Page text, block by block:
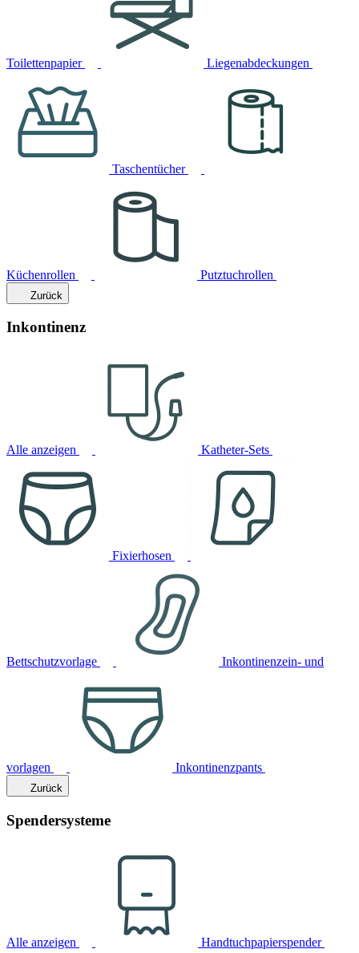
Toilettenpapier Liegenabdeckungen
Taschentücher
Küchenrollen Putztuchrollen
Zurück
Inkontinenz
Alle anzeigen Katheter-Sets
Fixierhosen
Bettschutzvorlage Inkontinenzein- und
vorlagen Inkontinenzpants
Zurück
Spendersysteme
Alle anzeigen Handtuchpapierspender